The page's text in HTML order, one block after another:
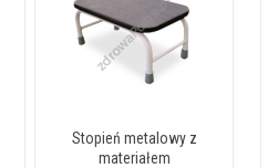
Stopień metalowy z
materiałem